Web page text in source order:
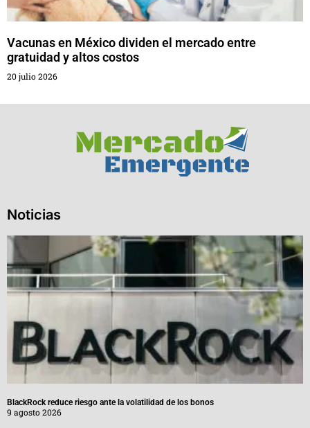
Vacunas en México dividen el mercado entre
gratuidad y altos costos
20 julio 2026
Noticias
BlackRock reduce riesgo ante la volatilidad de los bonos
9 agosto 2026